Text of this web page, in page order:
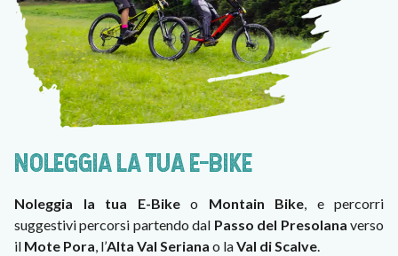
NOLEGGIA LA TUA E-BIKE
Noleggia la tua E-Bikeo Montain Bike, e percorri
suggestivi percorsi partendo dal Passo del Presolana verso
il Mote Pora, l’Alta Val Seriana o laVal di Scalve.